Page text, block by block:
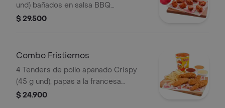
und) bañados en salsa BBQ
ligeramente picante, papas a la
(325 ml)
$ 29.500
Combo Fristiernos
4 Tenders de pollo apanado Crispy
(45 g und), papas a la francesa
mediana (60 g) y gaseosa (325 ml)
$ 24.900